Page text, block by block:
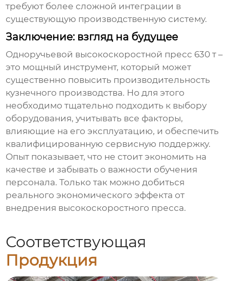
требуют более сложной интеграции в
существующую производственную систему.
Заключение: взгляд на будущее
Одноручьевой высокоскоростной пресс 630 т –
это мощный инструмент, который может
существенно повысить производительность
кузнечного производства. Но для этого
необходимо тщательно подходить к выбору
оборудования, учитывать все факторы,
влияющие на его эксплуатацию, и обеспечить
квалифицированную сервисную поддержку.
Опыт показывает, что не стоит экономить на
качестве и забывать о важности обучения
персонала. Только так можно добиться
реального экономического эффекта от
внедрения высокоскоростного пресса.
Соответствующая
Продукция